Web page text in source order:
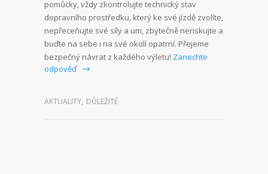
pomůcky, vždy zkontrolujte technický stav
dopravního prostředku, který ke své jízdě zvolíte,
nepřeceňujte své síly a um, zbytečně neriskujte a
buďte na sebe i na své okolí opatrní. Přejeme
bezpečný návrat z každého výletu! Zanechte
odpověď
AKTUALITY, DŮLEŽITÉ